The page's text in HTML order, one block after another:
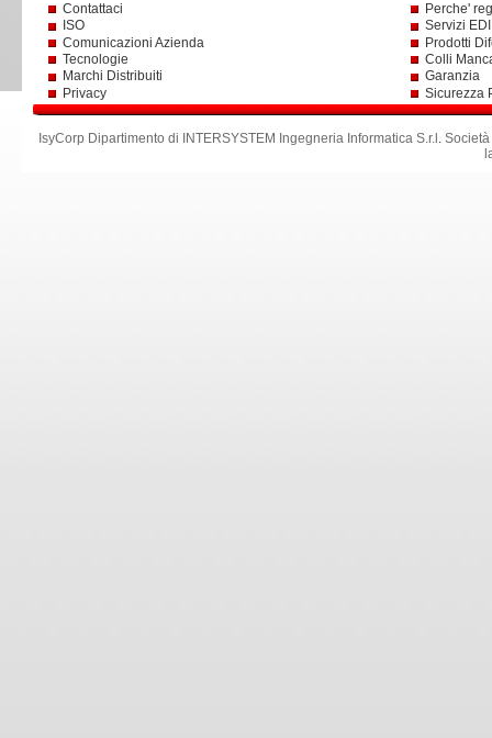
Contattaci
ISO
Comunicazioni Azienda
Tecnologie
Marchi Distribuiti
Privacy
Perche'
Servizi
Prodotti
Colli
Garanzia
Sicurezza
IsyCorp Dipartimento di INTERSYSTEM Ingegneria Informatica S.r.l .